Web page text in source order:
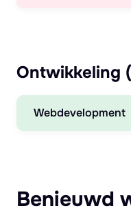
Ontwikkeling
Webdevelopment
Benieuwd